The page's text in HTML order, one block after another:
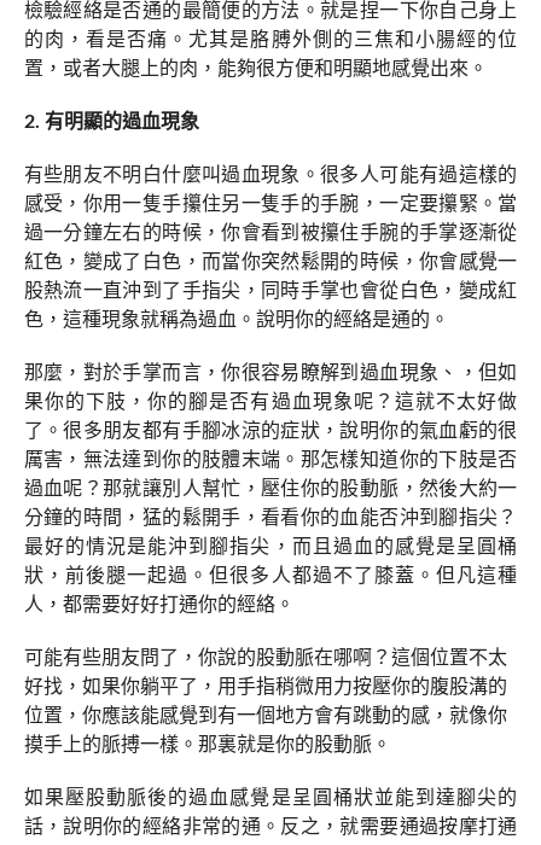
檢驗經絡是否通的最簡便的方法。就是捏一下你自己身上
的肉，看是否痛。尤其是胳膊外側的三焦和小腸經的位
置，或者大腿上的肉，能夠很方便和明顯地感覺出來。
2. 有明顯的過血現象
有些朋友不明白什麼叫過血現象。很多人可能有過這樣的
感受，你用一隻手攥住另一隻手的手腕，一定要攥緊。當
過一分鐘左右的時候，你會看到被攥住手腕的手掌逐漸從
紅色，變成了白色，而當你突然鬆開的時候，你會感覺一
股熱流一直沖到了手指尖，同時手掌也會從白色，變成紅
色，這種現象就稱為過血。說明你的經絡是通的。
那麼，對於手掌而言，你很容易瞭解到過血現象、，但如
果你的下肢，你的腳是否有過血現象呢？這就不太好做
了。很多朋友都有手腳冰涼的症狀，說明你的氣血虧的很
厲害，無法達到你的肢體末端。那怎樣知道你的下肢是否
過血呢？那就讓別人幫忙，壓住你的股動脈，然後大約一
分鐘的時間，猛的鬆開手，看看你的血能否沖到腳指尖？
最好的情況是能沖到腳指尖，而且過血的感覺是呈圓桶
狀，前後腿一起過。但很多人都過不了膝蓋。但凡這種
人，都需要好好打通你的經絡。
可能有些朋友問了，你說的股動脈在哪啊？這個位置不太
好找，如果你躺平了，用手指稍微用力按壓你的腹股溝的
位置，你應該能感覺到有一個地方會有跳動的感，就像你
摸手上的脈搏一樣。那裏就是你的股動脈。
如果壓股動脈後的過血感覺是呈圓桶狀並能到達腳尖的
話，說明你的經絡非常的通。反之，就需要通過按摩打通